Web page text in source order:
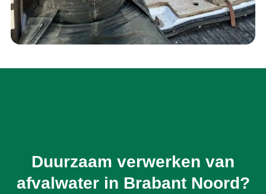
Duurzaam verwerken van
afvalwater in Brabant Noord?